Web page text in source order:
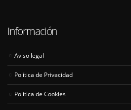
Información
Aviso legal
Política de Privacidad
Política de Cookies